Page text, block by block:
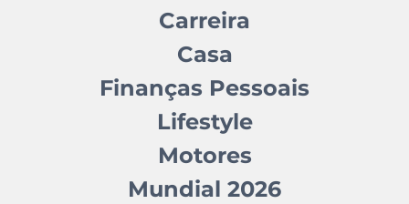
Carreira
Casa
Finanças Pessoais
Lifestyle
Motores
Mundial 2026